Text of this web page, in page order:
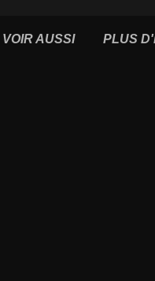
AUSSI PLUS